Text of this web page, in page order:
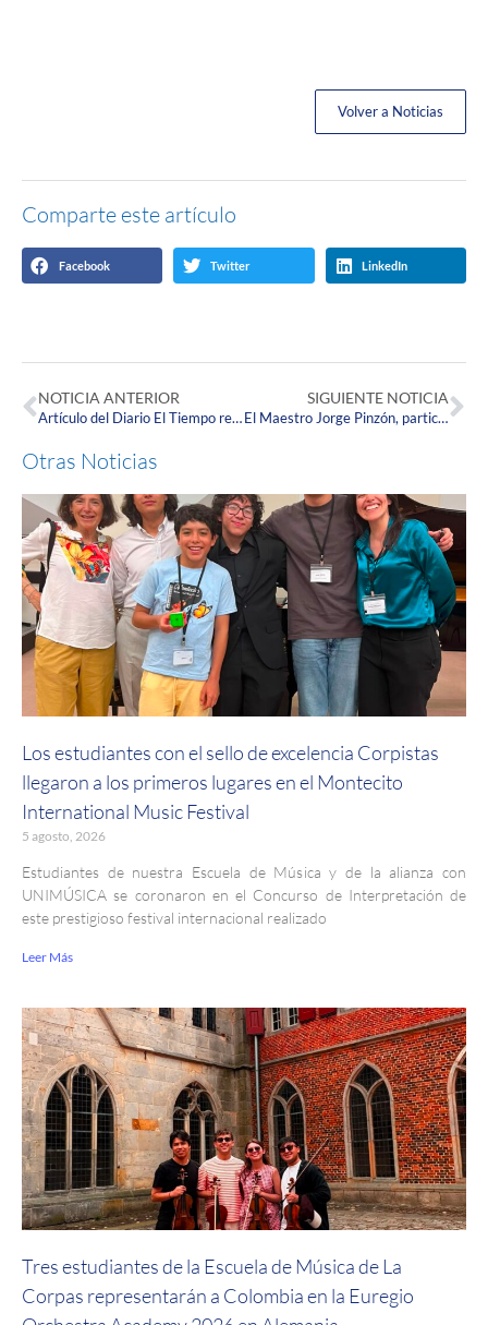
Volver a Noticias
Comparte este artículo
Facebook Twitter LinkedIn
NOTICIA ANTERIOR
Artículo del Diario El Tiempo resalta iniciativa académica apoyada por nuestra Rectora, la Doctora Ana María Piñeros Ricardo.
SIGUIENTE NOTICIA
El Maestro Jorge Pinzón, participó en la Tribuna de Compositores Latinoamericanos de la Orquesta Filarmónica de Cochabamba.
Otras Noticias
Los estudiantes con el sello de excelencia Corpistas
llegaron a los primeros lugares en el Montecito
International Music Festival
5 agosto, 2026
Estudiantes de nuestra Escuela de Música y de la alianza con
UNIMÚSICA se coronaron en el Concurso de Interpretación de
este prestigioso festival internacional realizado
Leer Más
Tres estudiantes de la Escuela de Música de La
Corpas representarán a Colombia en la Euregio